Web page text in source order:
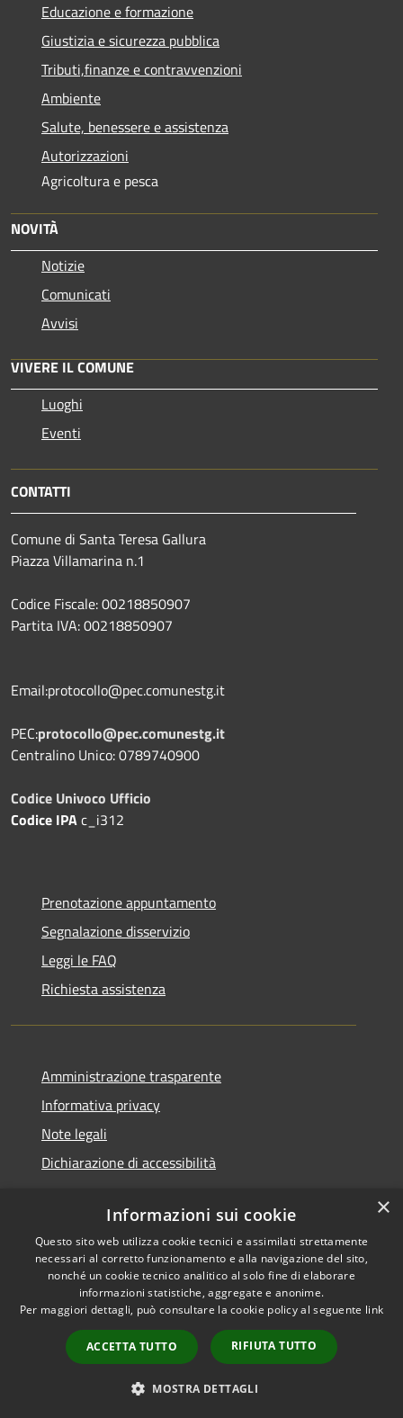
Educazione e formazione
Giustizia e sicurezza pubblica
Tributi,finanze e contravvenzioni
Ambiente
Salute, benessere e assistenza
Autorizzazioni
Agricoltura e pesca
NOVITÀ
Notizie
Comunicati
Avvisi
VIVERE IL COMUNE
Luoghi
Eventi
CONTATTI
Comune di Santa Teresa Gallura
Piazza Villamarina n.1
Codice Fiscale: 00218850907
Partita IVA: 00218850907
Email:protocollo@pec.comunestg.it
PEC:protocollo@pec.comunestg.it
Centralino Unico: 0789740900
Codice Univoco Ufficio
Codice IPAc_i312
Prenotazione appuntamento
Segnalazione disservizio
Leggi le FAQ
Richiesta assistenza
Amministrazione trasparente
Informativa privacy
Note legali
Dichiarazione di accessibilità
RSS
Accessibilità
Cookie
Mappa del sito
WebMail
Copyright © 2026 • Comune di
Santa Teresa Gallura •
Powered byMunicipium
Accesso redazione
×
Informazioni sui cookie
Questo sito web utilizza cookie tecnici e assimilati strettamente
necessari al corretto funzionamento e alla navigazione del sito,
nonché un cookie tecnico analitico al solo fine di elaborare
informazioni statistiche, aggregate e anonime.
Per maggiori dettagli, può consultare la cookie policy al seguente link
ACCETTA TUTTO RIFIUTA TUTTO
MOSTRA DETTAGLI